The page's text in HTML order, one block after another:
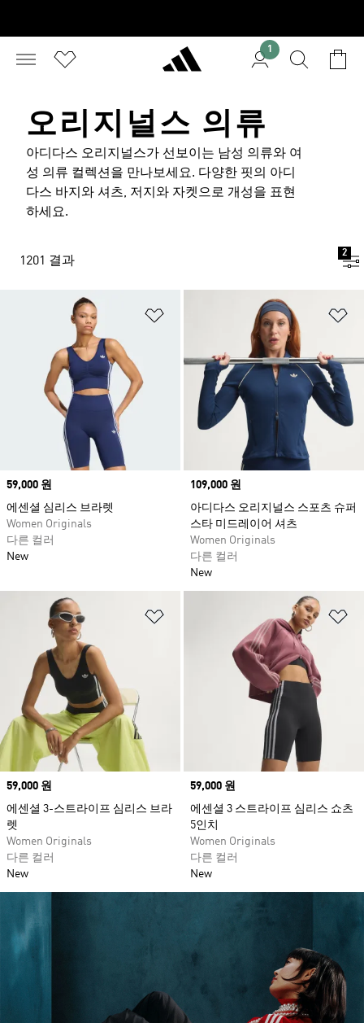
1
오리지널스 의류
아디다스 오리지널스가 선보이는 남성 의류와 여
성 의류 컬렉션을 만나보세요. 다양한 핏의 아디
다스 바지와 셔츠, 저지와 자켓으로 개성을 표현
하세요.
1201 결과
2
위시리스트 담기
Price
59,000 원
에센셜 심리스 브라렛
Women Originals
다른 컬러
New
Price
109,000 원
아디다스 오리지널스 스포츠 슈퍼
스타 미드레이어 셔츠
Women Originals
다른 컬러
New
Price
59,000 원
에센셜 3-스트라이프 심리스 브라
렛
Women Originals
다른 컬러
New
Price
59,000 원
에센셜 3 스트라이프 심리스 쇼츠
5인치
Women Originals
다른 컬러
New